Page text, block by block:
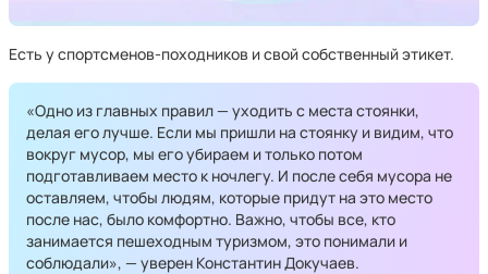
Есть у спортсменов-походников и свой собственный этикет.
«Одно из главных правил — уходить с места стоянки,
делая его лучше. Если мы пришли на стоянку и видим, что
вокруг мусор, мы его убираем и только потом
подготавливаем место к ночлегу. И после себя мусора не
оставляем, чтобы людям, которые придут на это место
после нас, было комфортно. Важно, чтобы все, кто
занимается пешеходным туризмом, это понимали и
соблюдали», — уверен Константин Докучаев.